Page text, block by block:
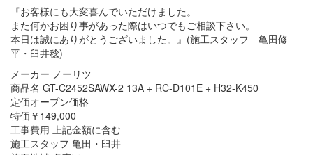
『お客様にも大変喜んでいただけました。
また何かお困り事があった際はいつでもご相談下さい。
本日は誠にありがとうございました。』(施工スタッフ 亀田修
平・臼井稔)
メーカー ノーリツ
商品名 GT-C2452SAWX-2 13A + RC-D101E + H32-K450
定価オープン価格
特価￥149,000-
工事費用 上記金額に含む
施工スタッフ 亀田・臼井